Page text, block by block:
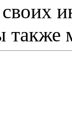
также